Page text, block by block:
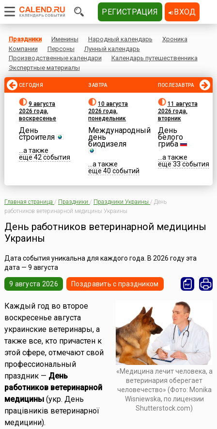
Праздники Именины Народный календарь
Хроника
Компании
Персоны
Лунный календарь
Производственные календари
Календарь путешественника
Экспертные материалы
СЕГОДНЯ
9 августа
2026 года,
воскресенье
День
строителя
...а также
еще 42 события
ЗАВТРА
10 августа
2026 года,
понедельник
Международный
день
биодизеля
...а также
еще 40 событий
ПОСЛЕЗАВТРА
11 августа
2026 года,
вторник
День
белого
гриба
...а также
еще 33 события
Главная страница / Праздники / Праздники Украины / День
работников ветеринарной медицины Украины
День работников ветеринарной медицины
Украины
Дата события уникальна для каждого года. В 2026 году эта
дата — 9 августа
9 августа 2026 Поздравить с праздником
«Медицина лечит человека, а
ветеринария оберегает
человечество» (Фото: Monika
Wisniewska, по лицензии
Shutterstock.com)
Каждый год во второе
воскресенье августа
украинские ветеринары, а
также все, кто причастен к
этой сфере, отмечают свой
профессиональный
праздник — День
работников ветеринарной
медицины(укр. День
працівників ветеринарної
медицини).
РЕГИСТРАЦИЯ ВХОД